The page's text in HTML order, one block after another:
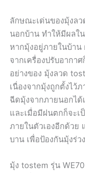
ลักษณะเด่นของมุ้งล
นอกบ้าน ทำให้มีผลใ
หากมุ้งอยู่ภายในบ้าน
จากเครื่องปรับอากา
อย่างของ มุ้งลวด
เนื่องจากมุ้งถูกตั้งไว้
ฉีดมุ้งจากภายนอกได้
และเมื่อมีฝนตกก็จะเ
ภายในตัวเองอีกด้ว
บาน เพื่อป้องกันมุ้งร่
มุ้ง tostem รุ่น